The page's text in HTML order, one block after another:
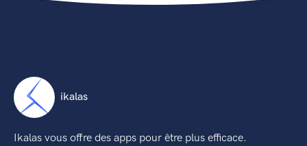
ikalas
Ikalas vous offre des apps pour être plus efficace.